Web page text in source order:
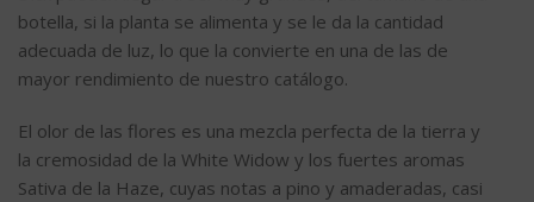
botella, si la planta se alimenta y se le da la cantidad
adecuada de luz, lo que la convierte en una de las de
mayor rendimiento de nuestro catálogo.
El olor de las flores es una mezcla perfecta de la tierra y
la cremosidad de la White Widow y los fuertes aromas
Sativa de la Haze, cuyas notas a pino y amaderadas, casi